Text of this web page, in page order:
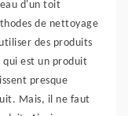
d'un toit
de nettoyage
des produits
qui est un produit
presque
Mais, il ne faut